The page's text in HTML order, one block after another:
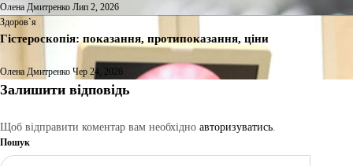
Олена Дмитренко Лип 2, 2026
Здоров`я
Гістероскопія: показання, протипоказання, ціни
Олена Дмитренко Чер 24, 2026
Залишити відповідь
Щоб відправити коментар вам необхідно авторизуватись
Пошук